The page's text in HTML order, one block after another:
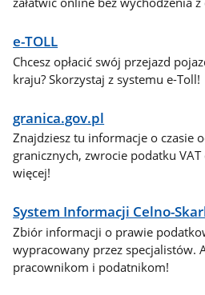
e-TOLL
Chcesz opłacić swój przejazd
kraju? Skorzystaj z systemu e-Toll!
granica.gov.pl
Znajdziesz tu informacje o czasie
granicznych, zwrocie podatku
więcej!
System Informacji Celno-
Zbiór informacji o prawie
wypracowany przez specjalistów.
pracownikom i podatnikom!